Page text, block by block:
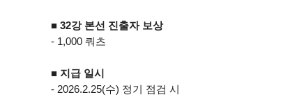
■ 32강 본선 진출자 보상
- 1,000 쿼츠
■ 지급 일시
- 2026.2.25(수) 정기 점검 시